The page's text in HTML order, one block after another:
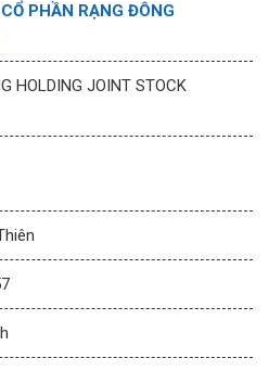
PHẦN RẠNG ĐÔNG
HOLDING JOINT STOCK